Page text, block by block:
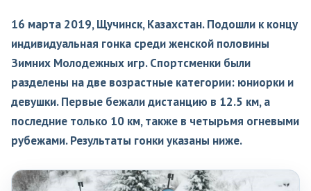
16 марта 2019, Щучинск, Казахстан. Подошли к концу
индивидуальная гонка среди женской половины
Зимних Молодежных игр. Спортсменки были
разделены на две возрастные категории: юниорки и
девушки. Первые бежали дистанцию в 12.5 км, а
последние только 10 км, также в четырьмя огневыми
рубежами. Результаты гонки указаны ниже.